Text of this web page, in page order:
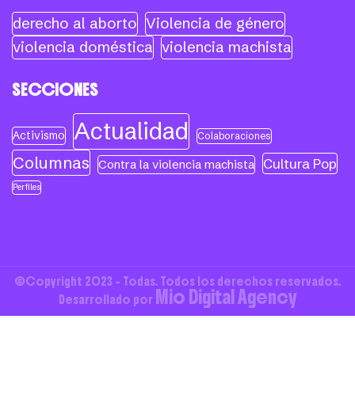
derecho al aborto Violencia de género
violencia doméstica violencia machista
SECCIONES
Activismo Actualidad Colaboraciones
Columnas Contra la violencia machista Cultura Pop
Perfiles
©Copyright 2023 - Todas. Todos los derechos reservados.
Desarrollado por Mio Digital Agency